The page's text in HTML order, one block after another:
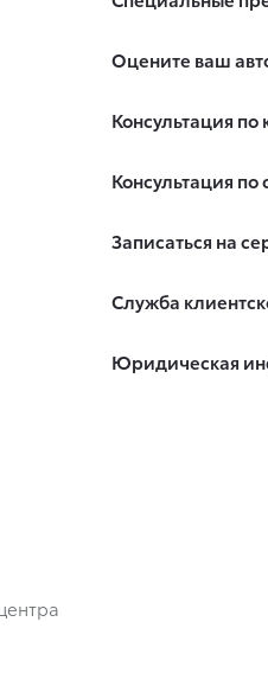
Оцените ваш
Консультация по
Консультация
Записаться на
Служба
Юридическая